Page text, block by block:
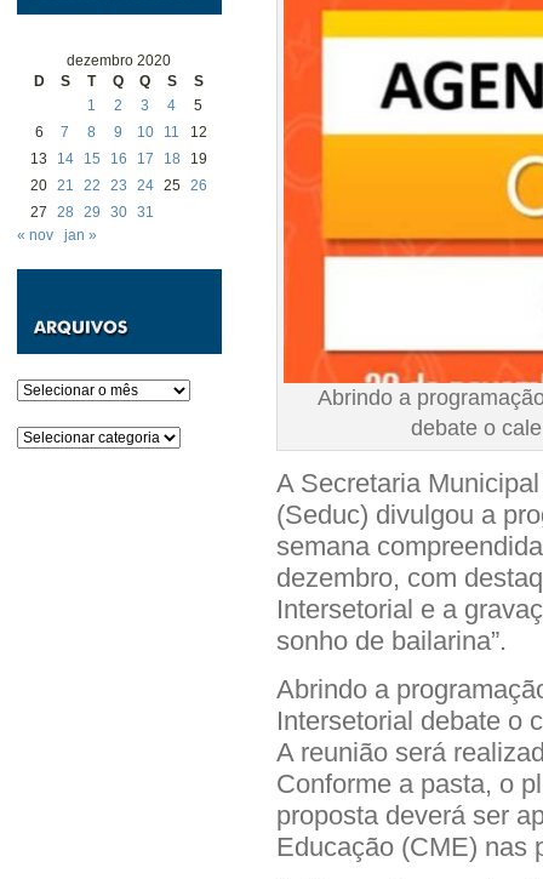
dezembro 2020
D
S T Q Q S
S
1
2 3 4
5
6
7 8 9 10 11
12
13
14 15 16 17 18
19
20 21 22 23 24 25 26
27
28 29 30 31
« nov
jan »
Arquivos
Categorias
Abrindo a
debate o
A Secretaria
(Seduc) divulgou a
semana
dezembro, com
Intersetorial e a
sonho de bailarina”.
Abrindo a
Intersetorial debate o
A reunião será
Conforme a pasta, o
proposta deverá ser
Educação (CME) nas